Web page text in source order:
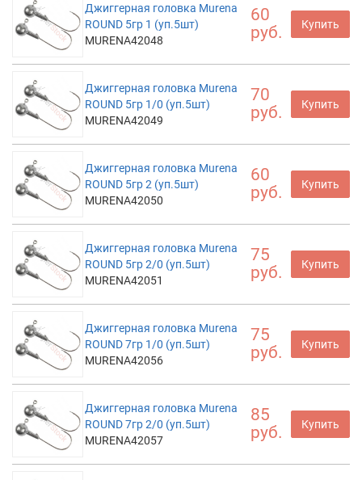
Джиггерная головка Murena
ROUND 5гр 1 (уп.5шт)
MURENA42048
60
руб.
Купить
Джиггерная головка Murena
ROUND 5гр 1/0 (уп.5шт)
MURENA42049
70
руб.
Купить
Джиггерная головка Murena
ROUND 5гр 2 (уп.5шт)
MURENA42050
60
руб.
Купить
Джиггерная головка Murena
ROUND 5гр 2/0 (уп.5шт)
MURENA42051
75
руб.
Купить
Джиггерная головка Murena
ROUND 7гр 1/0 (уп.5шт)
MURENA42056
75
руб.
Купить
Джиггерная головка Murena
ROUND 7гр 2/0 (уп.5шт)
MURENA42057
85
руб.
Купить